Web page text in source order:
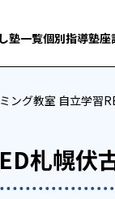
塾一覧個別指導塾座
ング教室 自立学習
札幌伏